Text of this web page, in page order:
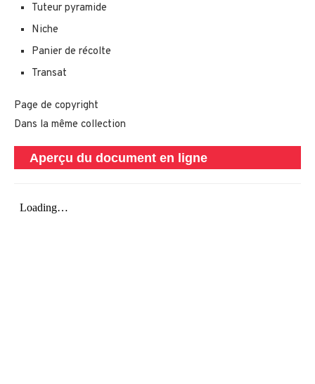
Tuteur pyramide
Niche
Panier de récolte
Transat
Page de copyright
Dans la même collection
Aperçu du document en ligne